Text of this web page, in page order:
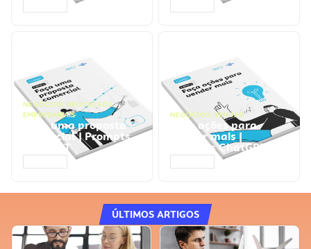
NEGÓCIOS, PROCESSOS
EMPRESARIAIS
Faça uma proposta
comercial | Prompts
ChatGPT
NEGÓCIOS, VENDAS
Faça ações para
vender mais |
Prompts ChatGPT
ÚLTIMOS ARTIGOS